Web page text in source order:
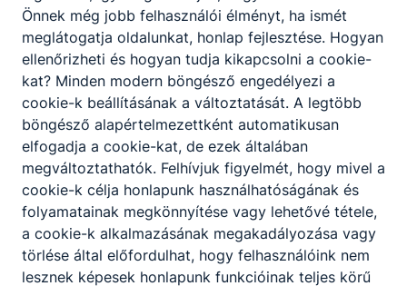
Önnek még jobb felhasználói élményt, ha ismét
meglátogatja oldalunkat, honlap fejlesztése. Hogyan
ellenőrizheti és hogyan tudja kikapcsolni a cookie-
kat? Minden modern böngésző engedélyezi a
cookie-k beállításának a változtatását. A legtöbb
böngésző alapértelmezettként automatikusan
elfogadja a cookie-kat, de ezek általában
megváltoztathatók. Felhívjuk figyelmét, hogy mivel a
cookie-k célja honlapunk használhatóságának és
folyamatainak megkönnyítése vagy lehetővé tétele,
a cookie-k alkalmazásának megakadályozása vagy
törlése által előfordulhat, hogy felhasználóink nem
lesznek képesek honlapunk funkcióinak teljes körű